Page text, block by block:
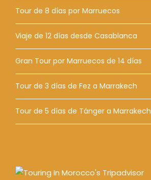
Tour de 8 días por Marruecos
Viaje de 12 días desde Casablanca
Gran Tour por Marruecos de 14 días
Tour de 3 días de Fez a Marrakech
Tour de 5 días de Tánger a Marrakech